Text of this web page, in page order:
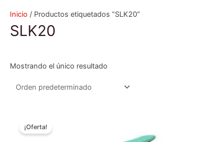
Inicio / Productos etiquetados “SLK20”
SLK20
Mostrando el único resultado
¡Oferta!precio
original